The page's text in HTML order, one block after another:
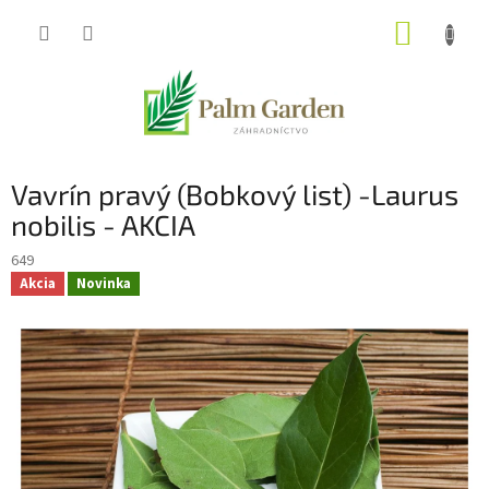
Vavrín pravý (Bobkový list) -Laurus
nobilis - AKCIA
649
Akcia Novinka